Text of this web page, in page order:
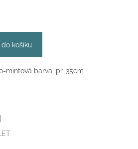
do košíku
mintová barva, pr. 35cm